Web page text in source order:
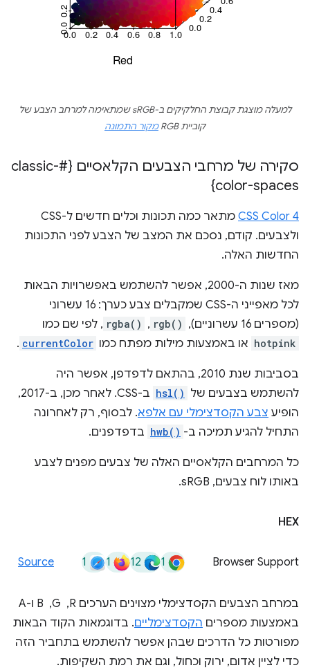
למעלה מוצגת קבוצת החלקיקים ב-sRGB שמתאימה למרחב הצבע של
קוביית RGB
מקור התמונה
סקירה של מרחבי הצבעים הקלאסיים {#classic-
color-spaces}
CSS Color 4
מתאר כמה תכונות וכלים חדשים ל-CSS
ולצבעים. קודם, נסכם את המצב של הצבע לפני התכונות
החדשות האלה.
מאז שנות ה-2000, אפשר להשתמש באפשרויות הבאות
לכל מאפייני ה-CSS שמקבלים צבע כערך: 16 עשרוני
(מספרים 16 עשרוניים),
rgb()
,
rgba() , לפי שם כמו
hotpink או באמצעות מילות מפתח כמו currentColor
.
בסביבות שנת 2010, בהתאם לדפדפן, אפשר היה
להשתמש בצבעים של hsl()
ב-CSS. לאחר מכן, ב-2017,
הופיע צבע הקסדצימלי עם אלפא. לבסוף, רק לאחרונה
התחיל להגיע תמיכה ב- hwb() בדפדפנים.
כל המרחבים הקלאסיים האלה של צבעים מפנים לצבע
באותו לוח צבעים, sRGB.
HEX
Browser Support
1
12
1
1
Source
במרחב הצבעים הקסדצימלי מצוינים הערכים R, ‏ G, ‏ B ו-A
באמצעות מספרים הקסדצימליים. בדוגמאות הקוד הבאות
מפורטות כל הדרכים שבהן אפשר להשתמש בתחביר הזה
כדי לציין אדום, ירוק וכחול, וגם את רמת השקיפות.